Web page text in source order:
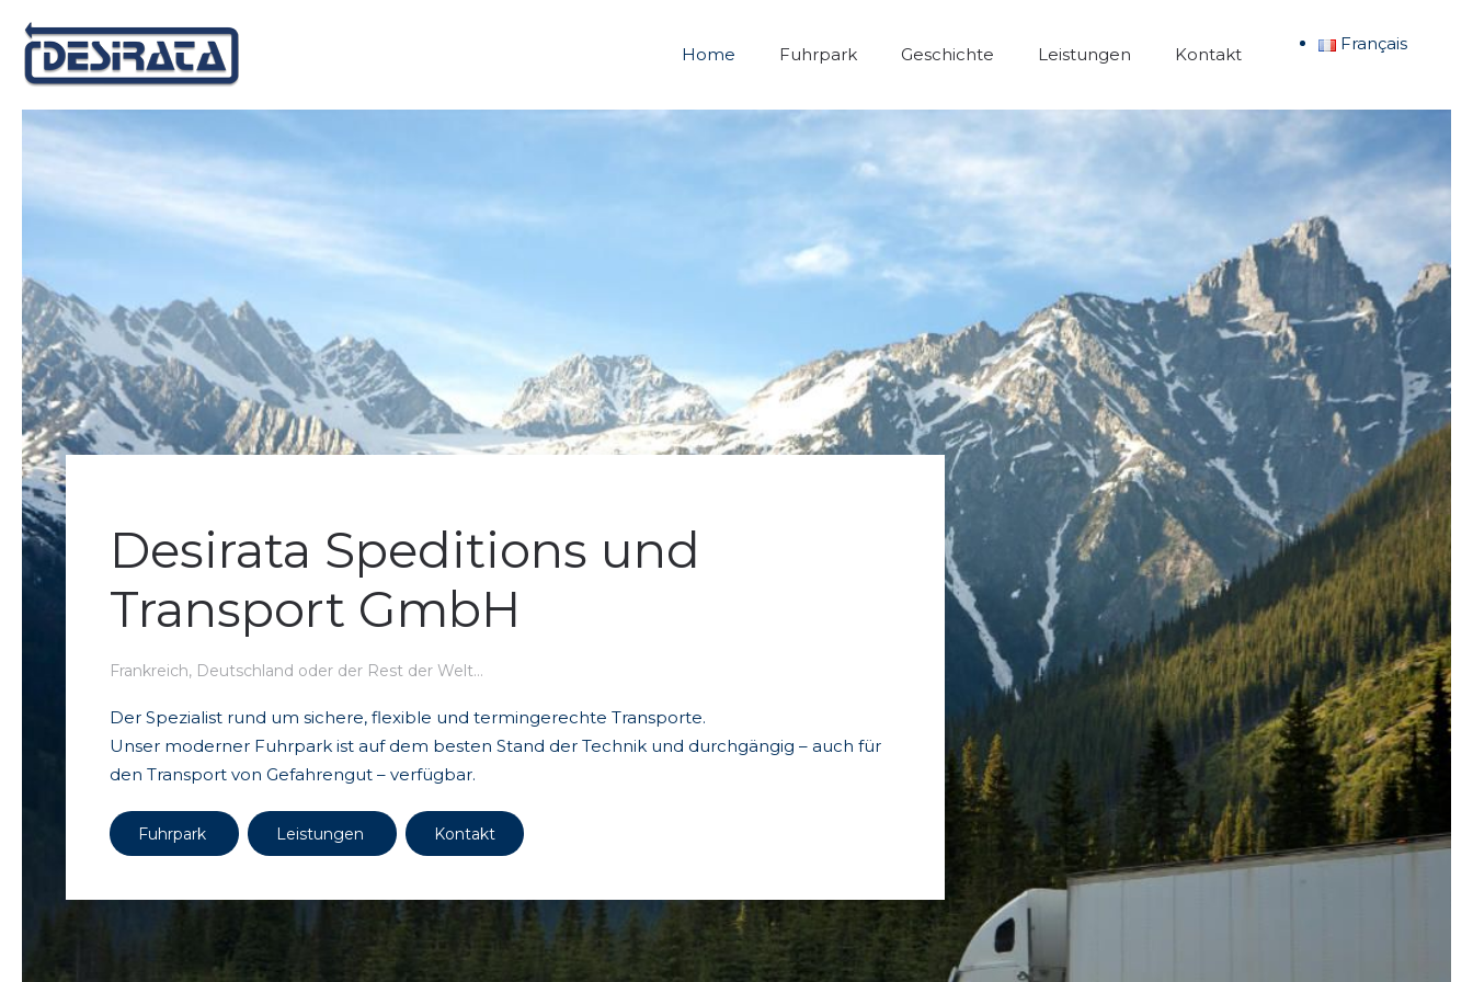
Home Fuhrpark Geschichte Leistungen Kontakt
Français
Desirata Speditions und
Transport GmbH
Frankreich, Deutschland oder der Rest der Welt…
Der Spezialist rund um sichere, flexible und termingerechte Transporte.
Unser moderner Fuhrpark ist auf dem besten Stand der Technik und durchgängig – auch für
den Transport von Gefahrengut – verfügbar.
Fuhrpark Leistungen Kontakt